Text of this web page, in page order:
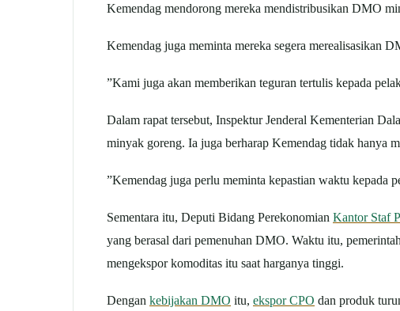
Kemendag mendorong mereka mendistribusikan DMO
Kemendag juga meminta mereka segera merealisasikan
”Kami juga akan memberikan teguran tertulis kepada
Dalam rapat tersebut, Inspektur Jenderal Kementerian
minyak goreng. Ia juga berharap Kemendag tidak hanya
”Kemendag juga perlu meminta kepastian waktu kepada
Sementara itu, Deputi Bidang Perekonomian Kantor Staf
yang berasal dari pemenuhan DMO. Waktu itu,
mengekspor komoditas itu saat harganya tinggi.
Dengan kebijakan DMO itu, ekspor CPO dan produk